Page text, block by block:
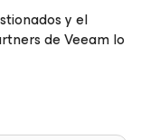
y el
de Veeam lo